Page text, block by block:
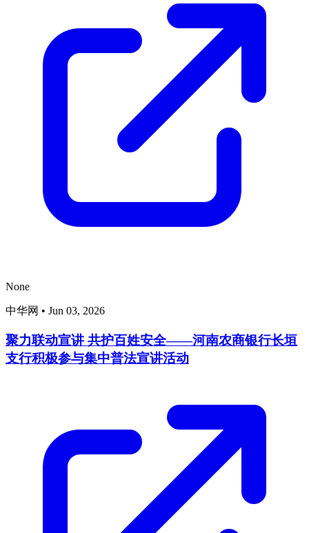
None
中华网 • Jun 03, 2026
聚力联动宣讲 共护百姓安全——河南农商银行长垣
支行积极参与集中普法宣讲活动